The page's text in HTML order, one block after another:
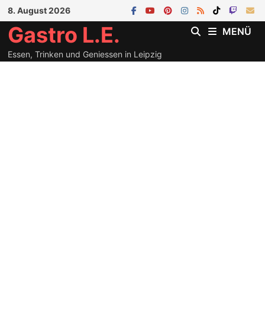
Zum
Inhalt
springen
8. August 2026
Gastro L.E.
Essen, Trinken und Geniessen in Leipzig
MENÜ